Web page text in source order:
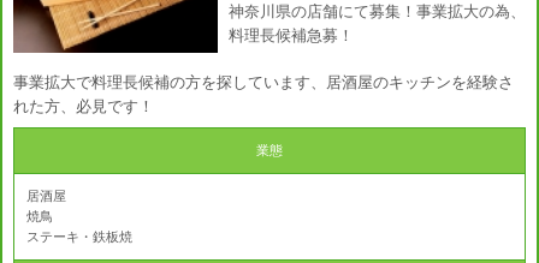
神奈川県の店舗にて募集！事業拡大の為、
料理長候補急募！
事業拡大で料理長候補の方を探しています、居酒屋のキッチンを経験さ
れた方、必見です！
業態
居酒屋
焼鳥
ステーキ・鉄板焼